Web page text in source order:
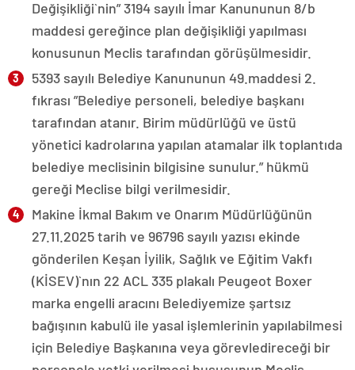
Değişikliği`nin” 3194 sayılı İmar Kanununun 8/b
maddesi gereğince plan değişikliği yapılması
konusunun Meclis tarafından görüşülmesidir.
5393 sayılı Belediye Kanununun 49.maddesi 2.
fıkrası ”Belediye personeli, belediye başkanı
tarafından atanır. Birim müdürlüğü ve üstü
yönetici kadrolarına yapılan atamalar ilk toplantıda
belediye meclisinin bilgisine sunulur.” hükmü
gereği Meclise bilgi verilmesidir.
Makine İkmal Bakım ve Onarım Müdürlüğünün
27.11.2025 tarih ve 96796 sayılı yazısı ekinde
gönderilen Keşan İyilik, Sağlık ve Eğitim Vakfı
(KİSEV)`nın 22 ACL 335 plakalı Peugeot Boxer
marka engelli aracını Belediyemize şartsız
bağışının kabulü ile yasal işlemlerinin yapılabilmesi
için Belediye Başkanına veya görevledireceği bir